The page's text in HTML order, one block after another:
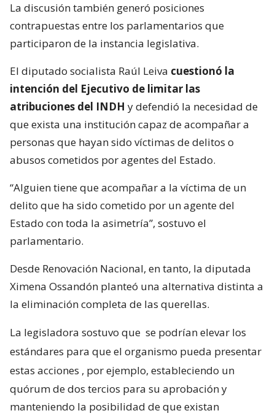
La discusión también generó posiciones
contrapuestas entre los parlamentarios que
participaron de la instancia legislativa.
El diputado socialista Raúl Leiva cuestionó la
intención del Ejecutivo de limitar las
atribuciones del INDH y defendió la necesidad de
que exista una institución capaz de acompañar a
personas que hayan sido víctimas de delitos o
abusos cometidos por agentes del Estado.
“Alguien tiene que acompañar a la víctima de un
delito que ha sido cometido por un agente del
Estado con toda la asimetría”, sostuvo el
parlamentario.
Desde Renovación Nacional, en tanto, la diputada
Ximena Ossandón planteó una alternativa distinta a
la eliminación completa de las querellas.
La legisladora sostuvo que se podrían elevar los
estándares para que el organismo pueda presentar
estas acciones , por ejemplo, estableciendo un
quórum de dos tercios para su aprobación y
manteniendo la posibilidad de que existan